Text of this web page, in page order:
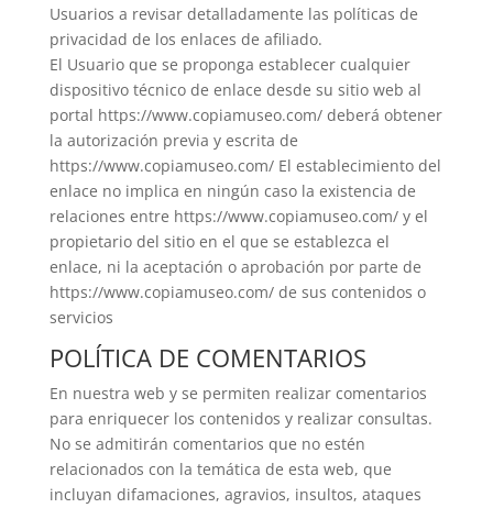
Usuarios a revisar detalladamente las políticas de
privacidad de los enlaces de afiliado.
El Usuario que se proponga establecer cualquier
dispositivo técnico de enlace desde su sitio web al
portal https://www.copiamuseo.com/ deberá obtener
la autorización previa y escrita de
https://www.copiamuseo.com/ El establecimiento del
enlace no implica en ningún caso la existencia de
relaciones entre https://www.copiamuseo.com/ y el
propietario del sitio en el que se establezca el
enlace, ni la aceptación o aprobación por parte de
https://www.copiamuseo.com/ de sus contenidos o
servicios
POLÍTICA DE COMENTARIOS
En nuestra web y se permiten realizar comentarios
para enriquecer los contenidos y realizar consultas.
No se admitirán comentarios que no estén
relacionados con la temática de esta web, que
incluyan difamaciones, agravios, insultos, ataques